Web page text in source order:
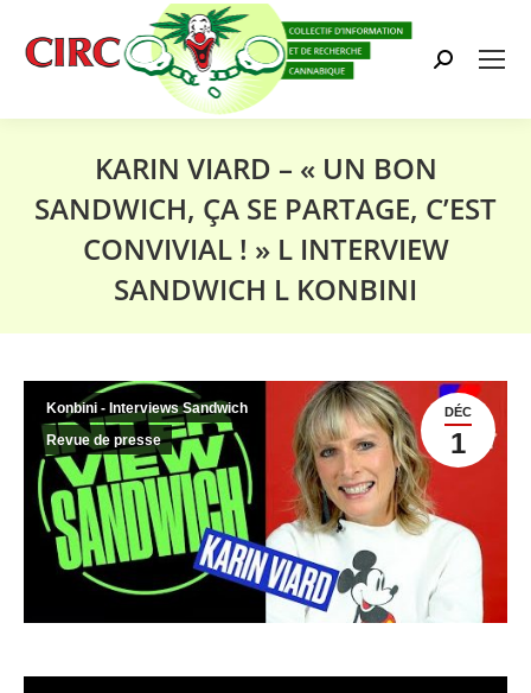
Search:
KARIN VIARD – « UN BON
SANDWICH, ÇA SE PARTAGE, C’EST
CONVIVIAL ! » L INTERVIEW
SANDWICH L KONBINI
DÉC
1
Konbini - Interviews Sandwich
Revue de presse